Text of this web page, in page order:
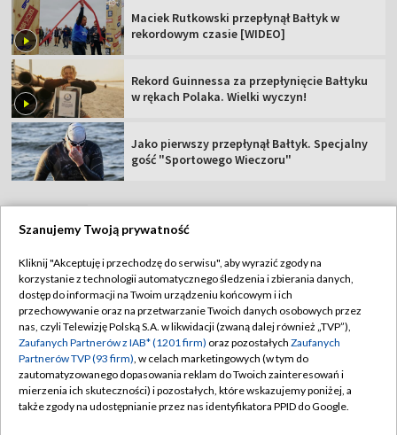
Maciek Rutkowski przepłynął Bałtyk w
rekordowym czasie [WIDEO]
Rekord Guinnessa za przepłynięcie Bałtyku
w rękach Polaka. Wielki wyczyn!
Jako pierwszy przepłynął Bałtyk. Specjalny
gość "Sportowego Wieczoru"
Abonament TVP
Sklep TVP
Biuro Reklamy
Oferta Handlowa
Telegazeta ogłoszenia
Regulamin TVP
Polityka prywatności
Moje zgody
Biuro reklamy
Kontakt
Szanujemy Twoją prywatność
Kliknij "Akceptuję i przechodzę do serwisu", aby wyrazić zgody na
korzystanie z technologii automatycznego śledzenia i zbierania danych,
dostęp do informacji na Twoim urządzeniu końcowym i ich
przechowywanie oraz na przetwarzanie Twoich danych osobowych przez
nas, czyli Telewizję Polską S.A. w likwidacji (zwaną dalej również „TVP”),
Zaufanych Partnerów z IAB* (1201 firm) oraz pozostałych Zaufanych
Partnerów TVP (93 firm), w celach marketingowych (w tym do
zautomatyzowanego dopasowania reklam do Twoich zainteresowań i
mierzenia ich skuteczności) i pozostałych, które wskazujemy poniżej, a
także zgody na udostępnianie przez nas identyfikatora PPID do Google.